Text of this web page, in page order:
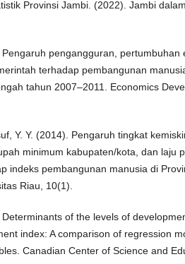
Provinsi Jambi. (2022). Jambi
pengangguran, pertumbuhan
terhadap pembangunan
tahun 2007–2011. Economics
Y. Y. (2014). Pengaruh tingkat
minimum kabupaten/kota, dan laju
indeks pembangunan manusia di
Riau, 10(1).
of the levels of
index: A comparison of regression
Canadian Center of Science and